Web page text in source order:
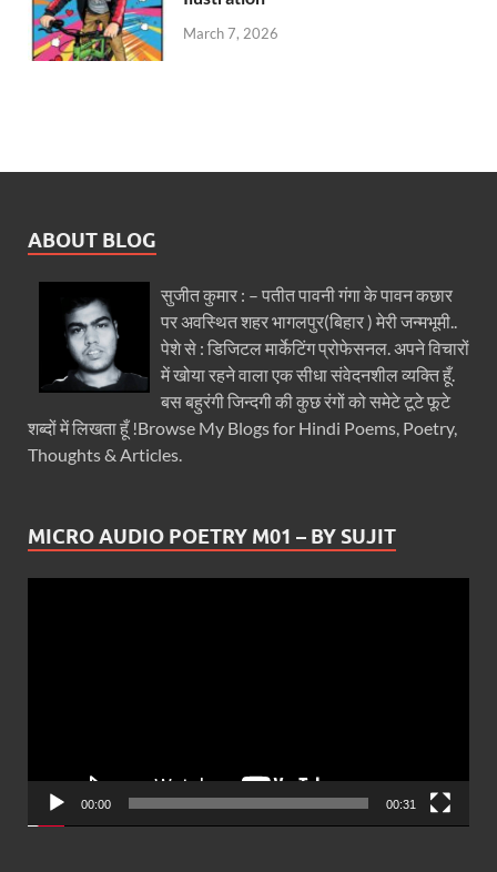
March 7, 2026
ABOUT BLOG
सुजीत कुमार : – पतीत पावनी गंगा के पावन कछार
पर अवस्थित शहर भागलपुर(बिहार ) मेरी जन्मभूमी..
पेशे से : डिजिटल मार्केटिंग प्रोफेसनल. अपने विचारों
में खोया रहने वाला एक सीधा संवेदनशील व्यक्ति हूँ.
बस बहुरंगी जिन्दगी की कुछ रंगों को समेटे टूटे फूटे
शब्दों में लिखता हूँ !Browse My Blogs for Hindi Poems, Poetry,
Thoughts & Articles.
MICRO AUDIO POETRY M01 – BY SUJIT
00:00 00:31